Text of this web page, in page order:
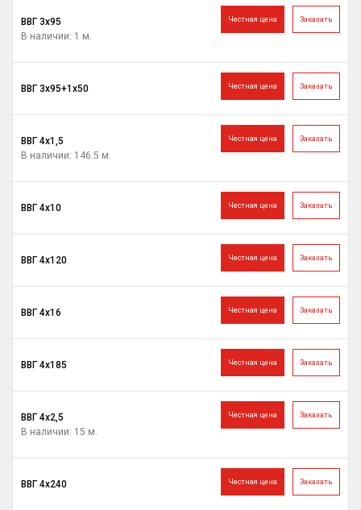
Заказать
Честная цена
ВВГ 3х95
В наличии: 1 м.
Заказать
Честная цена
ВВГ 3х95+1х50
Заказать
Честная цена
ВВГ 4х1,5
В наличии: 146.5 м.
Заказать
Честная цена
ВВГ 4х10
Заказать
Честная цена
ВВГ 4х120
Заказать
Честная цена
ВВГ 4х16
Заказать
Честная цена
ВВГ 4х185
Заказать
Честная цена
ВВГ 4х2,5
В наличии: 15 м.
Заказать
Честная цена
ВВГ 4х240